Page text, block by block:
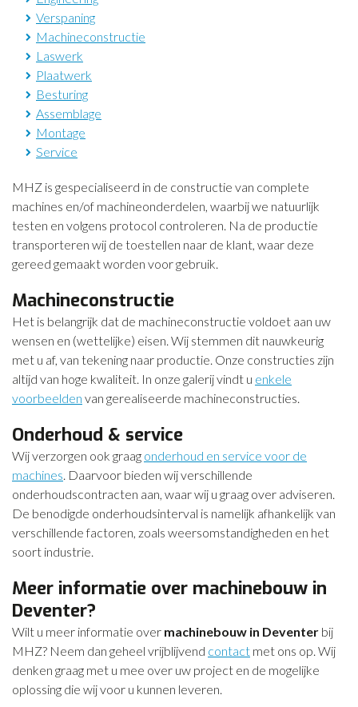
Verspaning
Machineconstructie
Laswerk
Plaatwerk
Besturing
Assemblage
Montage
Service
MHZ is gespecialiseerd in de constructie van complete
machines en/of machineonderdelen, waarbij we natuurlijk
testen en volgens protocol controleren. Na de productie
transporteren wij de toestellen naar de klant, waar deze
gereed gemaakt worden voor gebruik.
Machineconstructie
Het is belangrijk dat de machineconstructie voldoet aan uw
wensen en (wettelijke) eisen. Wij stemmen dit nauwkeurig
met u af, van tekening naar productie. Onze constructies zijn
altijd van hoge kwaliteit. In onze galerij vindt u enkele
voorbeelden van gerealiseerde machineconstructies.
Onderhoud & service
Wij verzorgen ook graag onderhoud en service voor de
machines. Daarvoor bieden wij verschillende
onderhoudscontracten aan, waar wij u graag over adviseren.
De benodigde onderhoudsinterval is namelijk afhankelijk van
verschillende factoren, zoals weersomstandigheden en het
soort industrie.
Meer informatie over machinebouw in
Deventer?
Wilt u meer informatie over machinebouw in Deventer bij
MHZ? Neem dan geheel vrijblijvend contact met ons op. Wij
denken graag met u mee over uw project en de mogelijke
oplossing die wij voor u kunnen leveren.